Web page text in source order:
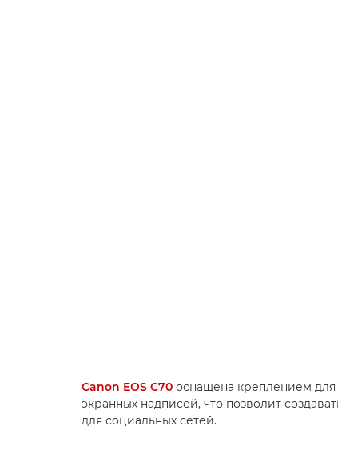
Canon EOS C70 оснащена креплением
экранных надписей, что позволит
для социальных сетей.